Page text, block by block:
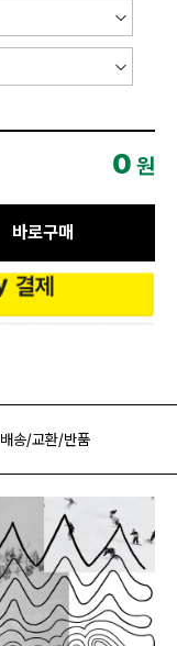
0 원
바로구매
배송/교환/반품